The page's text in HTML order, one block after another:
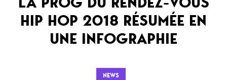
Live
Documentaires
Tops
Interviews
Chroniques
Festivals
HIP HOP 2018 RÉSUMÉE EN
UNE INFOGRAPHIE
NEWS